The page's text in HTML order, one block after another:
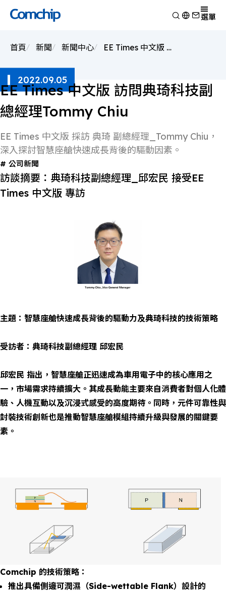
Times
琦
科
技
副
經
理
宏
民
選單
產品
開關二極體
蕭特基二極體
靜電放電保護元件
瞬態電壓抑制二極體
整流二極體
金氧半導體場效電晶體
齊納二極體
橋式整流器
高頻二極體
消費電子
車用電子
Other
技術能力
檢視
研究與開發
測試技術
品質與認證
關於典琦
檢視
關於典琦
典琦大事紀
代理商
新聞
檢視
公司新聞
產品新聞
公司活動
首頁 新聞 新聞中心 EE Times 中文版 訪問典琦科技副總經理Tommy Chiu
2022.09.05
EE Times 中文版 訪問典琦科技副
總經理Tommy Chiu
EE Times 中文版 採訪 典琦 副總經理_Tommy Chiu，
深入探討智慧座艙快速成長背後的驅動因素。
公司新聞
訪談摘要：典琦科技副總經理_邱宏民 接受EE
Times 中文版 專訪
主題：智慧座艙快速成長背後的驅動力及典琦科技的技術策略
受訪者：典琦科技副總經理 邱宏民
邱宏民 指出，智慧座艙正迅速成為車用電子中的核心應用之
一，市場需求持續擴大。其成長動能主要來自消費者對個人化體
驗、人機互動以及沉浸式感受的高度期待。同時，元件可靠性與
封裝技術創新也是推動智慧座艙模組持續升級與發展的關鍵要
素。
Comchip 的技術策略：
推出具備側邊可潤濕（Side-wettable Flank）設計的